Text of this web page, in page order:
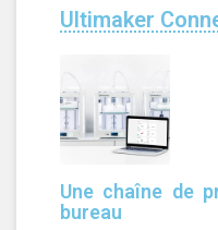
Ultimaker
Une chaîne de
bureau